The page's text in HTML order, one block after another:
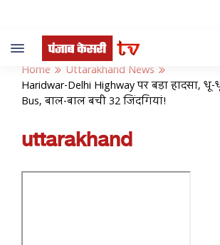
Toggle
navigation
Home
Uttarakhand News
Haridwar-Delhi Highway पर बड़ा हादसा,
Bus, बाल-बाल बची 32 जिंदगियां!
uttarakhand